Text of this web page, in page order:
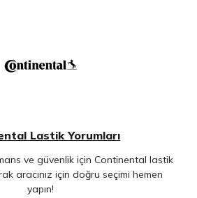
Lastik Yorumları
ve güvenlik için Continental lastik
aracınız için doğru seçimi hemen
yapın!